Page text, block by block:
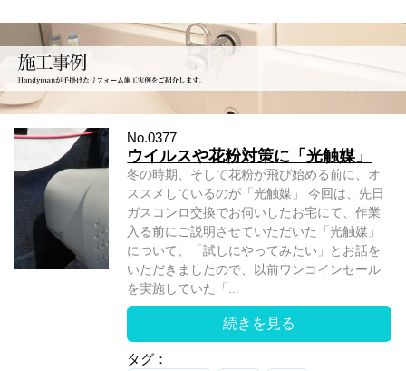
No.0377
ウイルスや花粉対策に「光触媒」
冬の時期、そして花粉が飛び始める前に、オ
ススメしているのが「光触媒」 今回は、先日
ガスコンロ交換でお伺いしたお宅にて、作業
入る前にご説明させていただいた「光触媒」
について、「試しにやってみたい」とお話を
いただきましたので、以前ワンコインセール
を実施していた「...
続きを見る
タグ：